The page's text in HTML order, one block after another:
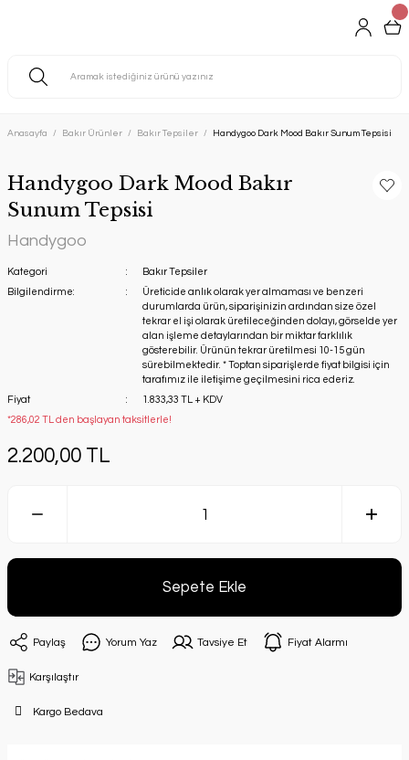
Anasayfa Bakır Ürünler Bakır Tepsiler Handygoo Dark Mood Bakır Sunum Tepsisi
Handygoo Dark Mood Bakır
Sunum Tepsisi
Handygoo
Kategori
Bakır Tepsiler
Bilgilendirme:
Üreticide anlık olarak yer almaması ve benzeri
durumlarda ürün, siparişinizin ardından size özel
tekrar el işi olarak üretileceğinden dolayı, görselde yer
alan işleme detaylarından bir miktar farklılık
gösterebilir. Ürünün tekrar üretilmesi 10-15 gün
sürebilmektedir. * Toptan siparişlerde fiyat bilgisi için
tarafımız ile iletişime geçilmesini rica ederiz.
Fiyat
1.833,33 TL + KDV
*286,02 TL den başlayan taksitlerle!
2.200,00 TL
Sepete Ekle
Paylaş Yorum Yaz Tavsiye Et Fiyat Alarmı
Karşılaştır
Kargo Bedava